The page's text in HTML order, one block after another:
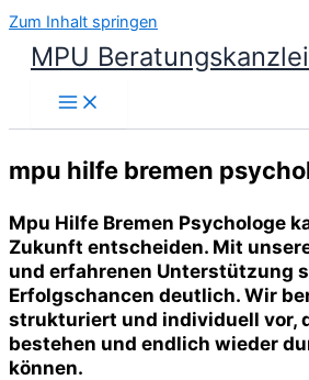
Zum Inhalt springen
MPU
mpu hilfe bremen
Mpu Hilfe Bremen Psychologe
Zukunft entscheiden. Mit
und erfahrenen Unterstützung
Erfolgschancen deutlich. Wir
strukturiert und individuell vor,
bestehen und endlich wieder
können.